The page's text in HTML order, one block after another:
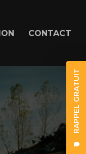
RAPPEL GRATUIT
CONTACT